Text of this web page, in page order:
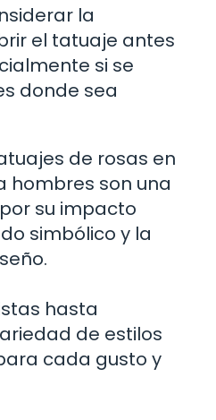
la
el tatuaje antes
si se
donde sea
de rosas en
hombres son una
su impacto
simbólico y la
hasta
de estilos
cada gusto y